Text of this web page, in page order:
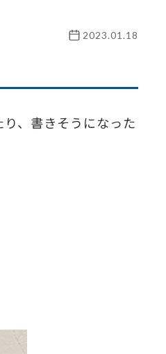
2023.01.18
、書きそうになった